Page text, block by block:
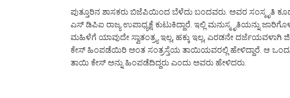
ಪುತ್ತೂರಿನ ಶಾಸಕರು ಬಿಜೆಪಿಯಿಂದ ಬೆಳೆದು ಬಂದವರು. ಅವರ ಸಂಸ್ಕೃತಿ
ಎಸ್ ಡಿಪಿಐ ರಾಜ್ಯ ಉಪಾಧ್ಯಕ್ಷೆ ಕುಟುಕಿದ್ದಾರೆ. ಇಲ್ಲಿ ಮನುಸ್ಮೃತಿಯನ್ನು
ಮಹಿಳೆಗೆ ಯಾವುದೇ ಸ್ವಾತಂತ್ರ್ಯ ಇಲ್ಲ, ಹಕ್ಕು ಇಲ್ಲ, ಎರಡನೇ
ಕೇಸ್ ಹಿಂಪಡೆಯಿರಿ ಅಂತ ಸಂತ್ರಸ್ತೆಯ ತಾಯಿಯವರಲ್ಲಿ ಹೇಳಿದ್ದಾರೆ. ಆ
ತಾಯಿ ಕೇಸ್ ಅನ್ನು ಹಿಂಪಡೆದಿದ್ದರು ಎಂದು ಅವರು ಹೇಳಿದರು.